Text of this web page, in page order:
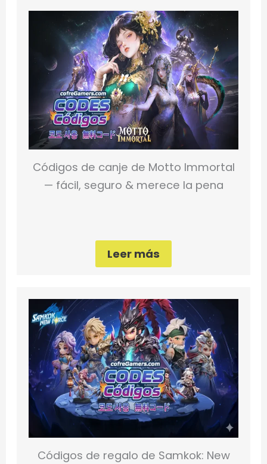
Códigos de canje de Motto Immortal
— fácil, seguro & merece la pena
Leer más
Códigos de regalo de Samkok: New